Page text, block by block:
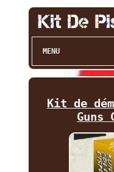
MENU
Kit de
Guns